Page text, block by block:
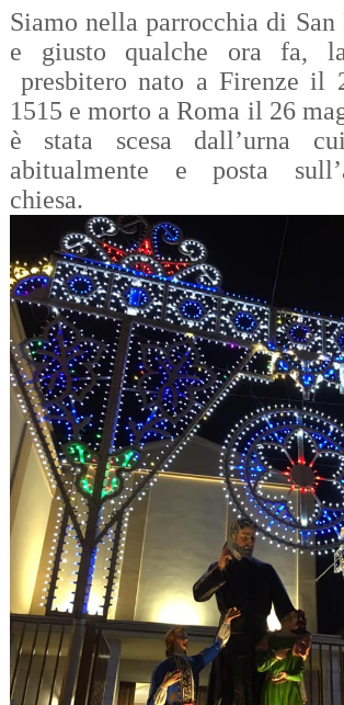
Siamo nella parrocchia di
e giusto qualche ora fa,
presbitero nato a Firenze il
1515 e morto a Roma il 26
è stata scesa dall’urna
abitualmente e posta
chiesa.